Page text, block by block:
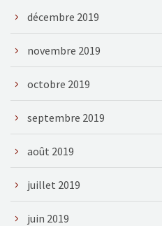
décembre 2019
novembre 2019
octobre 2019
septembre 2019
août 2019
juillet 2019
juin 2019